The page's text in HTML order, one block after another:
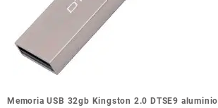
Navegación
Memoria USB 32gb Kingston 2.0 DTSE9 aluminio